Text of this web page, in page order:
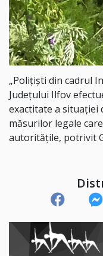
„Polițiști din cadrul
Județului Ilfov
exactitate a situației
măsurilor legale
autoritățile, potrivit